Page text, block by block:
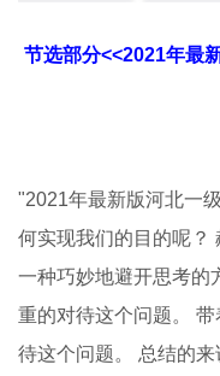
节选部分<<2021年最
"2021年最新版河北一
何实现我们的目的呢？
一种巧妙地避开思考的
重的对待这个问题。
待这个问题。 总结的